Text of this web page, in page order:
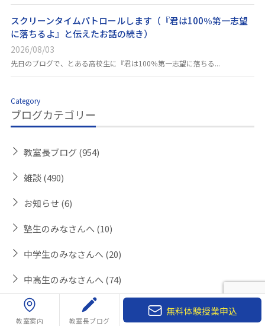
スクリーンタイムパトロールします（『君は100％第一志望
に落ちるよ』と伝えたお話の続き）
2026/08/03
先日のブログで、とある高校生に『君は100％第一志望に落ちる...
Category
ブログカテゴリー
教室長ブログ(954)
雑談(490)
お知らせ (6)
塾生のみなさんへ (10)
中学生のみなさんへ (20)
中高生のみなさんへ (74)
高校生のみなさんへ
教室案内 教室長ブログ
無料体験授業申込